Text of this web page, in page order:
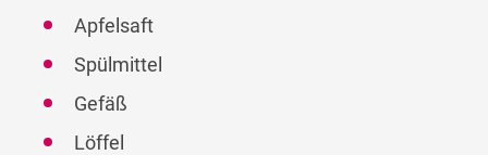
Apfelsaft
Spülmittel
Gefäß
Löffel